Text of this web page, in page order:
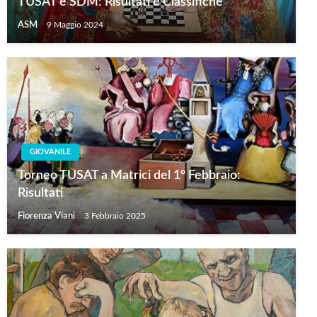
ASM 9 Maggio 2024
GIOVANILE
Torneo TUSAT a Matrici del 1° Febbraio:
Risultati
Fiorenza Viani 3 Febbraio 2025